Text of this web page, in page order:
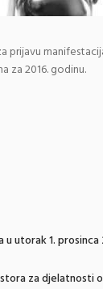
prijavu
za 2016. godinu.
utorak 1.
za djelatnosti